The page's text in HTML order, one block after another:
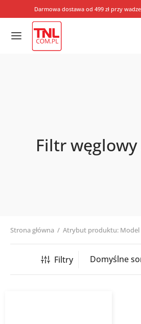
Darmowa dostawa od 499 zł przy
Filtr
Strona główna / Atrybut produktu: Model
Filtry